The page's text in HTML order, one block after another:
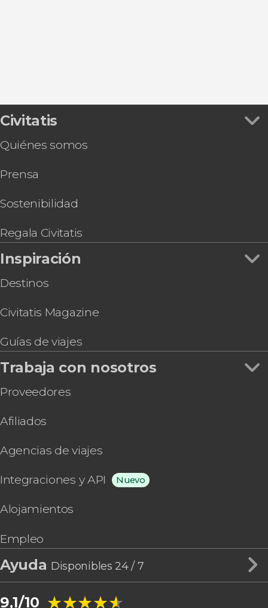
Civitatis
Quiénes somos
Prensa
Sostenibilidad
Regala Civitatis
Inspiración
Destinos
Civitatis Magazine
Guías de viajes
Trabaja con nosotros
Proveedores
Afiliados
Agencias de viajes
Integraciones y API Nuevo
Alojamientos
Empleo
Ayuda Disponibles 24 / 7
9,1/10 ★★★★★
★★★★★